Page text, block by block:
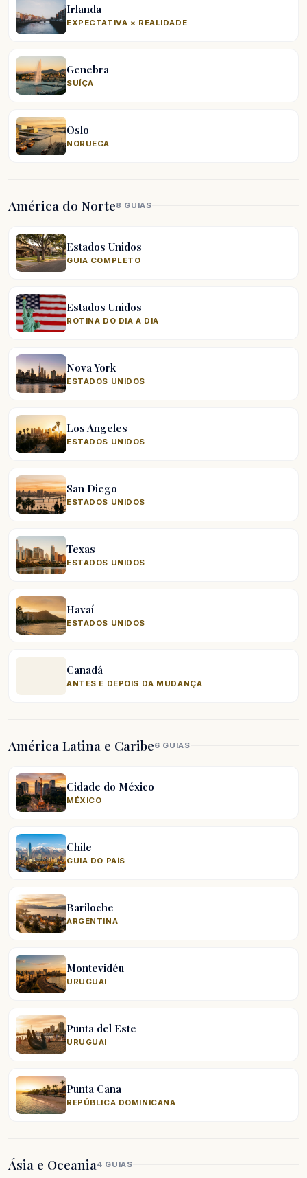
Irlanda
EXPECTATIVA × REALIDADE
Genebra
SUÍÇA
Oslo
NORUEGA
América do Norte8 GUIAS
Estados Unidos
GUIA COMPLETO
Estados Unidos
ROTINA DO DIA A DIA
Nova York
ESTADOS UNIDOS
Los Angeles
ESTADOS UNIDOS
San Diego
ESTADOS UNIDOS
Texas
ESTADOS UNIDOS
Havaí
ESTADOS UNIDOS
Canadá
ANTES E DEPOIS DA MUDANÇA
América Latina e Caribe6 GUIAS
Cidade do México
MÉXICO
Chile
GUIA DO PAÍS
Bariloche
ARGENTINA
Montevidéu
URUGUAI
Punta del Este
URUGUAI
Punta Cana
REPÚBLICA DOMINICANA
Ásia e Oceania4 GUIAS